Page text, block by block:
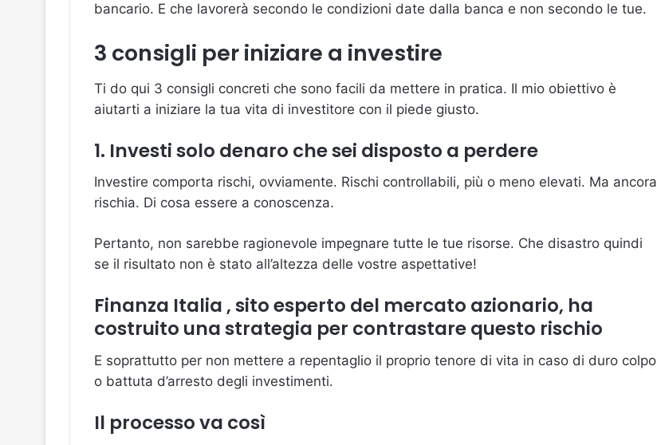
bancario. E che lavorerà secondo le condizioni date dalla banca e non secondo le tue.
3 consigli per iniziare a investire
Ti do qui 3 consigli concreti che sono facili da mettere in pratica. Il mio obiettivo è
aiutarti a iniziare la tua vita di investitore con il piede giusto.
1. Investi solo denaro che sei disposto a perdere
Investire comporta rischi, ovviamente. Rischi controllabili, più o meno elevati. Ma ancora
rischia. Di cosa essere a conoscenza.
Pertanto, non sarebbe ragionevole impegnare tutte le tue risorse. Che disastro quindi
se il risultato non è stato all’altezza delle vostre aspettative!
Finanza Italia , sito esperto del mercato azionario, ha
costruito una strategia per contrastare questo rischio
E soprattutto per non mettere a repentaglio il proprio tenore di vita in caso di duro colpo
o battuta d’arresto degli investimenti.
Il processo va così